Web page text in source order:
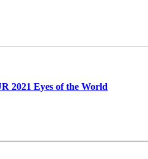
2021 Eyes of the World